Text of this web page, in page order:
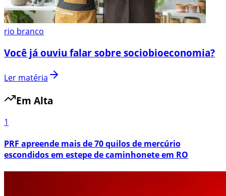
rio branco
Você já ouviu falar sobre sociobioeconomia?
Ler matéria
Em Alta
1
PRF apreende mais de 70 quilos de mercúrio
escondidos em estepe de caminhonete em RO